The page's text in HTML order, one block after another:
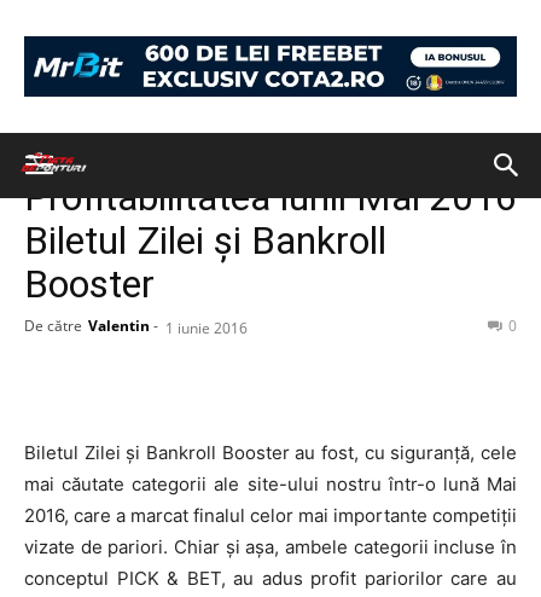
Fără categorie
Profitabilitatea lunii Mai 2016
Biletul Zilei și Bankroll
Booster
De către Valentin - 1 iunie 2016 0
Biletul Zilei și Bankroll Booster au fost, cu siguranță, cele
mai căutate categorii ale site-ului nostru într-o lună Mai
2016, care a marcat finalul celor mai importante competiții
vizate de pariori. Chiar și așa, ambele categorii incluse în
conceptul PICK & BET, au adus profit pariorilor care au